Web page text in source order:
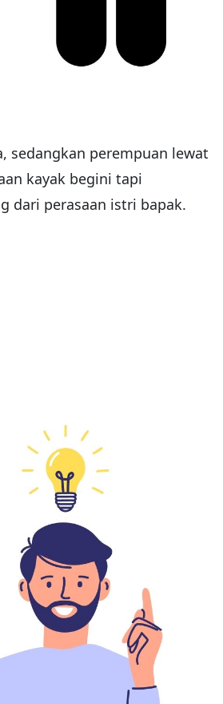
sedangkan perempuan lewat
kayak begini tapi
dari perasaan istri bapak.